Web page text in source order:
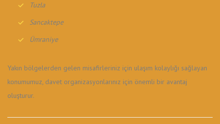
Tuzla
Sancaktepe
Ümraniye
Yakın bölgelerden gelen misafirleriniz için ulaşım kolaylığı sağlayan
konumumuz, davet organizasyonlarınız için önemli bir avantaj
oluşturur.